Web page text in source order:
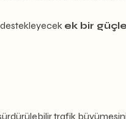
destekleyecek ek bir
trafik